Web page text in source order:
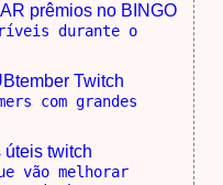
prêmios no BINGO
durante o
Twitch
com grandes
úteis twitch
vão melhorar